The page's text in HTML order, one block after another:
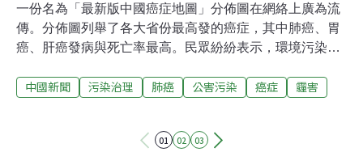
一份名為「最新版中國癌症地圖」分佈圖在網絡上廣為流
傳。分佈圖列舉了各大省份最高發的癌症，其中肺癌、胃
癌、肝癌發病與死亡率最高。民眾紛紛表示，環境污染是
獗，也使得北京市肺癌的發病率成為眾癌之首。自2013
濃度持續30年保持在500（毫克/立方公尺）左右，對人體
中國新聞 污染治理 肺癌 公害污染 癌症 霾害
01 02 03